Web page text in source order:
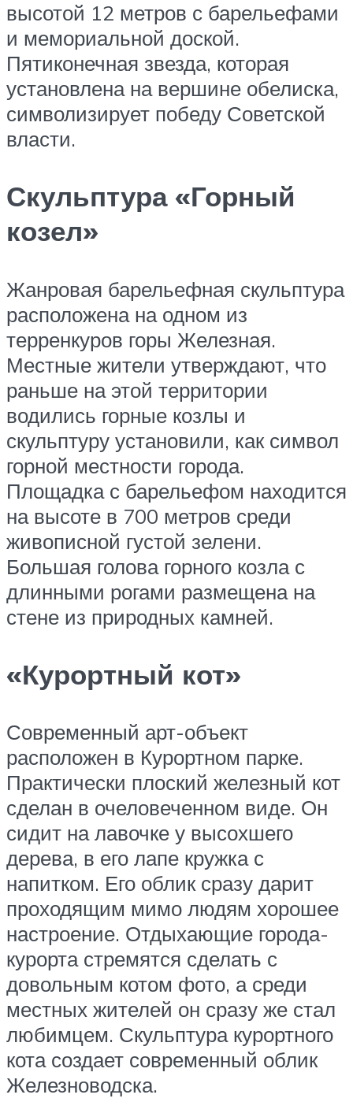
высотой 12 метров с барельефами
и мемориальной доской.
Пятиконечная звезда, которая
установлена на вершине обелиска,
символизирует победу Советской
власти.
Скульптура «Горный
козел»
Жанровая барельефная скульптура
расположена на одном из
терренкуров горы Железная.
Местные жители утверждают, что
раньше на этой территории
водились горные козлы и
скульптуру установили, как символ
горной местности города.
Площадка с барельефом находится
на высоте в 700 метров среди
живописной густой зелени.
Большая голова горного козла с
длинными рогами размещена на
стене из природных камней.
«Курортный кот»
Современный арт-объект
расположен в Курортном парке.
Практически плоский железный кот
сделан в очеловеченном виде. Он
сидит на лавочке у высохшего
дерева, в его лапе кружка с
напитком. Его облик сразу дарит
проходящим мимо людям хорошее
настроение. Отдыхающие города-
курорта стремятся сделать с
довольным котом фото, а среди
местных жителей он сразу же стал
любимцем. Скульптура курортного
кота создает современный облик
Железноводска.